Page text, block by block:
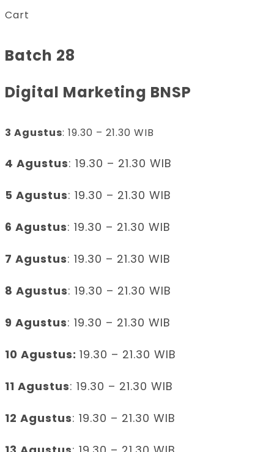
Cart
Batch 28
Digital Marketing BNSP
3 Agustus: 19.30 – 21.30 WIB
4 Agustus: 19.30 – 21.30 WIB
5 Agustus: 19.30 – 21.30 WIB
6 Agustus: 19.30 – 21.30 WIB
7 Agustus: 19.30 – 21.30 WIB
8 Agustus: 19.30 – 21.30 WIB
9 Agustus: 19.30 – 21.30 WIB
10 Agustus: 19.30 – 21.30 WIB
11 Agustus: 19.30 – 21.30 WIB
12 Agustus: 19.30 – 21.30 WIB